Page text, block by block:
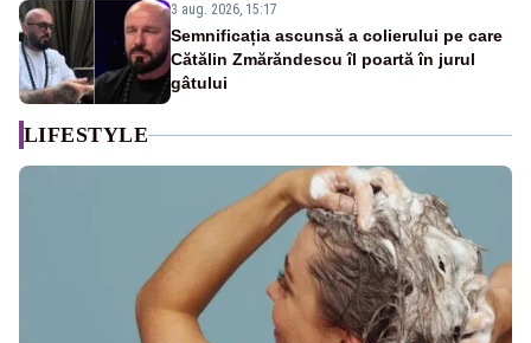
3 aug. 2026, 15:17
Semnificația ascunsă a colierului pe care
Cătălin Zmărăndescu îl poartă în jurul
gâtului
LIFESTYLE